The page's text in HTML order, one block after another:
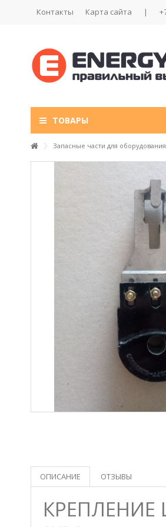
Контакты Карта сайта |
ТОВАРЫ
Запасные части для оборудования
ОПИСАНИЕ ОТЗЫВЫ
КРЕПЛЕНИЕ